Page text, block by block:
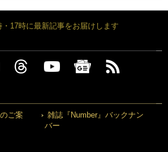
17時に最新記事をお届けします
ご案
雑誌『Number』バックナン
バー